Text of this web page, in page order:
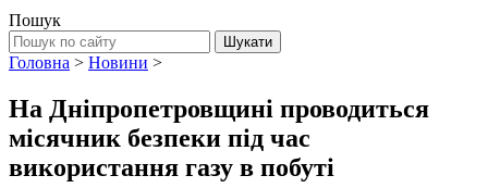
Пошук
Головна > Новини >
На Дніпропетровщині проводиться
місячник безпеки під час
використання газу в побуті